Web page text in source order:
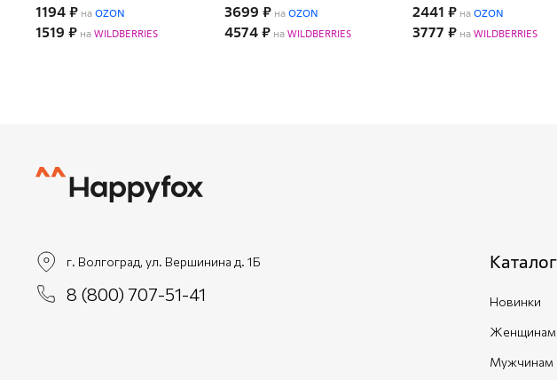
1194 ₽ наOZON
1519 ₽ наWILDBERRIES
3699 ₽наOZON
4574 ₽наWILDBERRIES
2441 ₽ наOZON
3777 ₽ наWILDBERRIES
г. Волгоград, ул. Вершинина д. 1Б
8 (800) 707-51-41
Каталог
Новинки
Женщинам
Мужчинам